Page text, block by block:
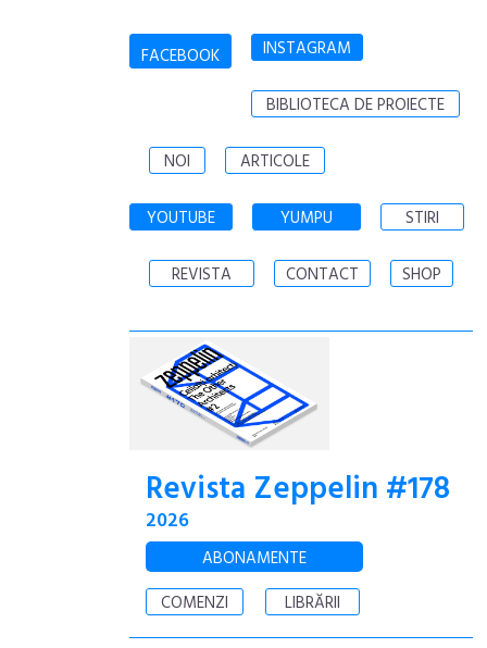
FACEBOOK INSTAGRAM
BIBLIOTECA DE PROIECTE
NOI ARTICOLE
YOUTUBE YUMPU STIRI
REVISTA CONTACT SHOP
Revista Zeppelin #178
2026
ABONAMENTE
COMENZI
LIBRĂRII